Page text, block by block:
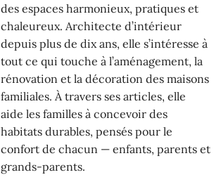
des espaces harmonieux, pratiques et
chaleureux. Architecte d’intérieur
depuis plus de dix ans, elle s’intéresse à
tout ce qui touche à l’aménagement, la
rénovation et la décoration des maisons
familiales. À travers ses articles, elle
aide les familles à concevoir des
habitats durables, pensés pour le
confort de chacun — enfants, parents et
grands-parents.